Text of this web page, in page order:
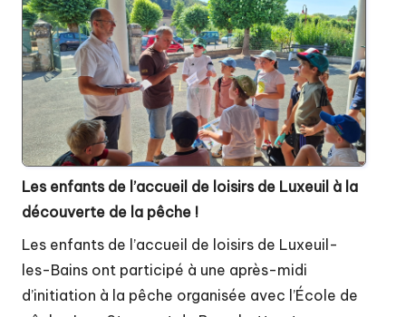
Les enfants de l’accueil de loisirs de Luxeuil à la
découverte de la pêche !
Les enfants de l’accueil de loisirs de Luxeuil-
les-Bains ont participé à une après-midi
d’initiation à la pêche organisée avec l’École de